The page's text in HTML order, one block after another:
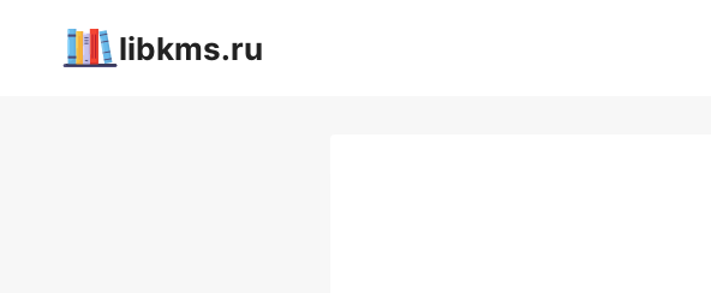
libkms.ru